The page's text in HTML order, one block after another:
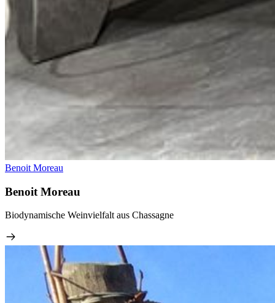
Benoit Moreau
Benoit Moreau
Biodynamische Weinvielfalt aus Chassagne